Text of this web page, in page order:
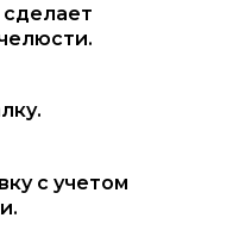
с учетом